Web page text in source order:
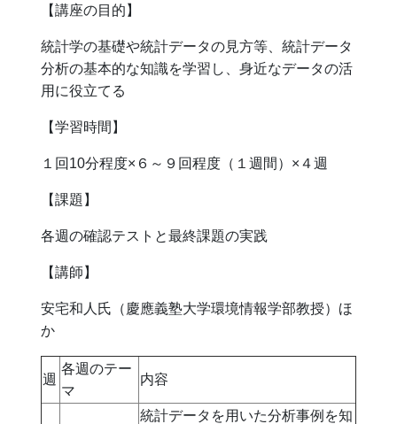
【講座の目的】
統計学の基礎や統計データの見方等、統計データ
分析の基本的な知識を学習し、身近なデータの活
用に役立てる
【学習時間】
１回10分程度×６～９回程度（１週間）×４週
【課題】
各週の確認テストと最終課題の実践
【講師】
安宅和人氏（慶應義塾大学環境情報学部教授）ほ
か
週
各週のテー
マ
内容
統計データを用いた分析事例を知